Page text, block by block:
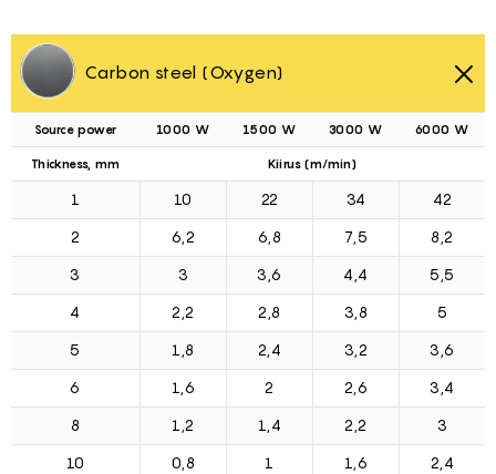
Carbon steel (Oxygen)
Source power 1000 W 1500 W 3000 W 6000 W
Thickness, mm Kiirus (m/min)
1 10 22 34 42
2 6,2 6,8 7,5 8,2
3 3 3,6 4,4 5,5
4 2,2 2,8 3,8 5
5 1,8 2,4 3,2 3,6
6 1,6 2 2,6 3,4
8 1,2 1,4 2,2 3
10 0,8 1 1,6 2,4